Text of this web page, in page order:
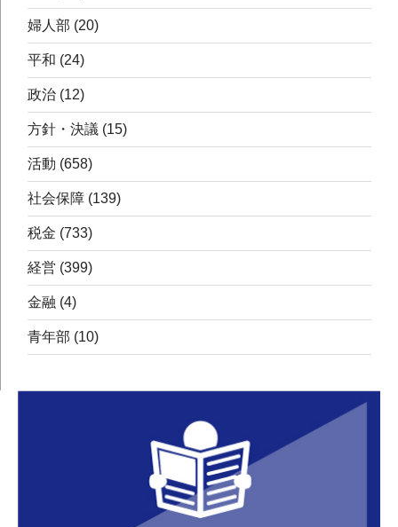
婦人部 (20)
平和 (24)
政治 (12)
方針・決議 (15)
活動 (658)
社会保障 (139)
税金 (733)
経営 (399)
金融 (4)
青年部 (10)